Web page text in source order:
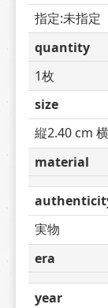
指定:未指定
quantity
1枚
size
縦2.40 cm
material
実物
era
year